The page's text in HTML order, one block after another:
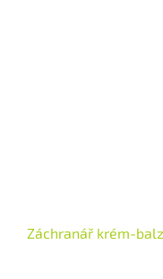
Záchranář krém-